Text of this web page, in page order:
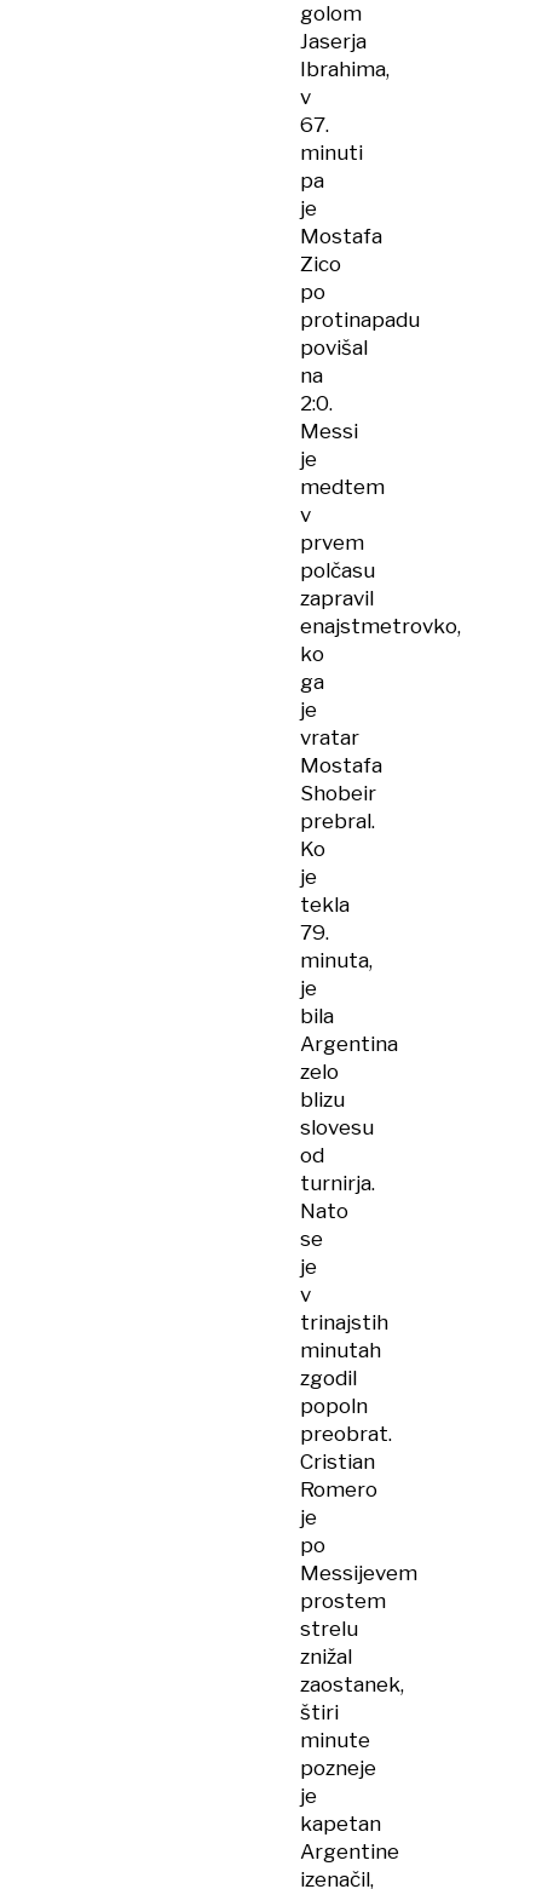
golom
Jaserja
Ibrahima,
v
67.
minuti
pa
je
Mostafa
Zico
po
protinapadu
povišal
na
2:0.
Messi
je
medtem
v
prvem
polčasu
zapravil
enajstmetrovko,
ko
ga
je
vratar
Mostafa
Shobeir
prebral.
Ko
je
tekla
79.
minuta,
je
bila
Argentina
zelo
blizu
slovesu
od
turnirja.
Nato
se
je
v
trinajstih
minutah
zgodil
popoln
preobrat.
Cristian
Romero
je
po
Messijevem
prostem
strelu
znižal
zaostanek,
štiri
minute
pozneje
je
kapetan
Argentine
izenačil,